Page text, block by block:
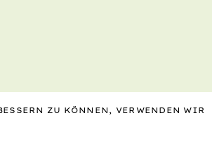
ZU KÖNNEN, VERWENDEN WIR